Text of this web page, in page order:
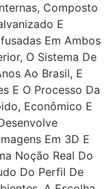
Composto
E
Em Ambos
O Sistema De
Ao Brasil, E
E O Processo Da
Econômico E
Em 3D E
Noção Real Do
Do Perfil De